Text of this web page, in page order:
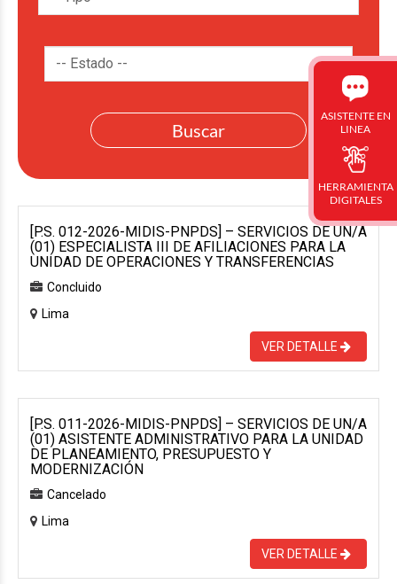
[P.S. 012-2026-MIDIS-PNPDS] – SERVICIOS DE UN/A
(01) ESPECIALISTA III DE AFILIACIONES PARA LA
UNIDAD DE OPERACIONES Y TRANSFERENCIAS
Concluido
Lima
VER DETALLE
[P.S. 011-2026-MIDIS-PNPDS] – SERVICIOS DE UN/A
(01) ASISTENTE ADMINISTRATIVO PARA LA UNIDAD
DE PLANEAMIENTO, PRESUPUESTO Y
MODERNIZACIÓN
Cancelado
Lima
VER DETALLE
ASISTENTE EN
LINEA
HERRAMIENTA
DIGITALES